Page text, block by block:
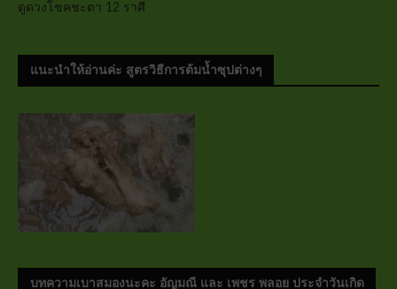
ดูดวงโชคชะตา 12 ราศี
แนะนำให้อ่านค่ะ สูตรวิธีการต้มน้ำซุปต่างๆ
บทความเบาสมองนะคะ อัญมณี และ เพชร พลอย ประจำวันเกิด